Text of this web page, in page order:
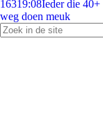
16319:08Ieder die 40+
weg doen meuk